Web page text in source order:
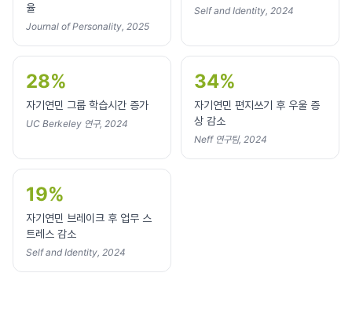
율
Journal of Personality, 2025
Self and Identity, 2024
28%
자기연민 그룹 학습시간 증가
UC Berkeley 연구, 2024
34%
자기연민 편지쓰기 후 우울 증
상 감소
Neff 연구팀, 2024
19%
자기연민 브레이크 후 업무 스
트레스 감소
Self and Identity, 2024